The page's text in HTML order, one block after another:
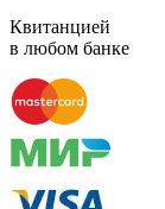
Квитанцией
в любом банке